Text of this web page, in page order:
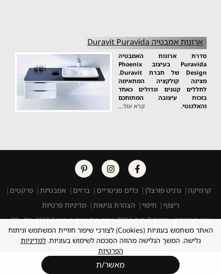
ארונות אמבטיה Duravit Puravida
סדרת ארונות האמבטיה
Puravida בעיצוב Phoenix
Design של חברת Duravit.
מציגה קולקציה המתאימה
לחללים קטנים וגדולים כאחד
בזכות עיצובה המתוחכם
והאלגנטי.
קרא עוד...
קרמיקה גרניט פורצלן כלים סניטריים ברזים אמבטיות
פרקטים
ריצוף
חיפוי הצהרת נגישות
מדיניות פרטיות
עוגן קרמיקה - רננים 7 ת.ד 2056, אזור התעשיה רעננה 43654 טל: 09-
7601501 פקס: 09-7411997 E-mail: ogen@ogenceramica.co.il
האתר משתמש בעוגיות (Cookies) לצורכי שיפור חוויית המשתמש וניתוח
גלישה. המשך הגלישה מהווה הסכמה לשימוש בעוגיות.למדיניות
הפרטיות
מאשר/ת